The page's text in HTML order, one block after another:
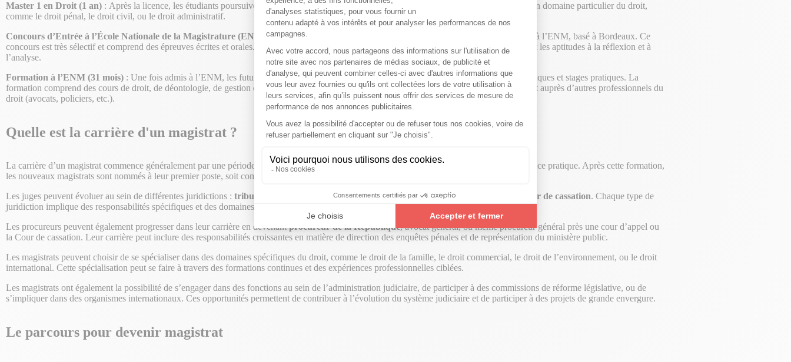
Master 1 en Droit (1 an) : Après la licence, les étudiants poursuivent avec un master 1. Ce programme d’un an permet de se spécialiser dans un domaine particulier du droit,
comme le droit pénal, le droit civil, ou le droit administratif.
Concours d’Entrée à l’École Nationale de la Magistrature (ENM) : Pour devenir magistrat, il est nécessaire de réussir le concours d’entrée à l’ENM, basé à Bordeaux. Ce
concours est très sélectif et comprend des épreuves écrites et orales. Les épreuves portent sur les connaissances juridiques, la culture générale, et les aptitudes à la réflexion et à
l’analyse.
Formation à l’ENM (31 mois) : Une fois admis à l’ENM, les futurs magistrats suivent une formation de 31 mois qui allie enseignements théoriques et stages pratiques. La
formation comprend des cours de droit, de déontologie, de gestion des conflits, et de psychologie judiciaire, ainsi que des stages en juridiction et auprès d’autres professionnels du
droit (avocats, policiers, etc.).
Quelle est la carrière d'un magistrat ?
La carrière d’un magistrat commence généralement par une période de stage et de formation à l’ENM, durant laquelle il acquiert une expérience pratique. Après cette formation,
les nouveaux magistrats sont nommés à leur premier poste, soit comme
Les juges peuvent évoluer au sein de différentes juridictions : tribunaux de grande instance,cours d’appel,cours d’assises Cour de cassation. Chaque type de
juridiction implique des responsabilités spécifiques et des domaines de compétence variés.
Les procureurs peuvent également progresser dans leur carrière en devenantprocureur de la République, avocat général, ou même procureur général près une cour d’appel ou
la Cour de cassation. Leur carrière peut inclure des responsabilités croissantes en matière de direction des enquêtes pénales et de représentation du ministère public.
Les magistrats peuvent choisir de se spécialiser dans des domaines spécifiques du droit, comme le droit de la famille, le droit commercial, le droit de l’environnement, ou le droit
international. Cette spécialisation peut se faire à travers des formations continues et des expériences professionnelles ciblées.
Les magistrats ont également la possibilité de s’engager dans des fonctions au sein de l’administration judiciaire, de participer à des commissions de réforme législative, ou de
s’impliquer dans des organismes internationaux. Ces opportunités permettent de contribuer à l’évolution du système judiciaire et de participer à des projets de grande envergure.
Le parcours pour devenir magistrat